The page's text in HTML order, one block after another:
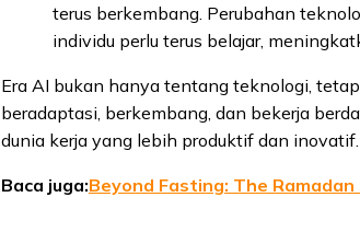
terus berkembang. Perubahan
individu perlu terus belajar,
Era AI bukan hanya tentang teknologi,
beradaptasi, berkembang, dan bekerja
dunia kerja yang lebih produktif dan inovatif.
Baca juga:Beyond Fasting: The